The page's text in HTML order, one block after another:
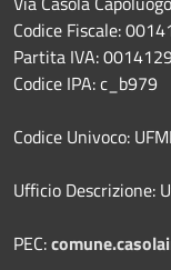
Codice Fiscale:
Partita IVA:
Codice IPA: c_b979
Codice Univoco:
Ufficio Descrizione:
PEC: